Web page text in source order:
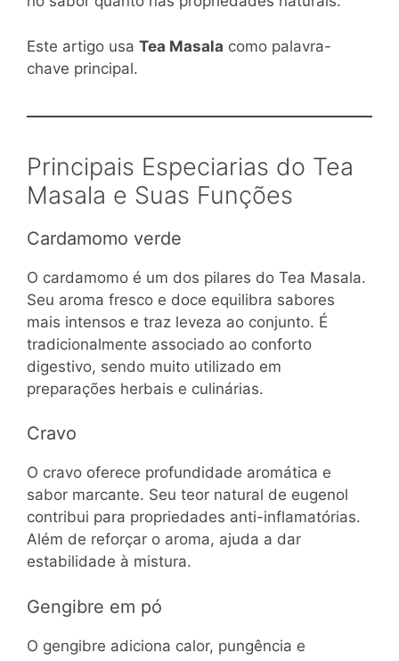
Este artigo usa Tea Masala como palavra-
chave principal.
Principais Especiarias do Tea
Masala e Suas Funções
Cardamomo verde
O cardamomo é um dos pilares do Tea Masala.
Seu aroma fresco e doce equilibra sabores
mais intensos e traz leveza ao conjunto. É
tradicionalmente associado ao conforto
digestivo, sendo muito utilizado em
preparações herbais e culinárias.
Cravo
O cravo oferece profundidade aromática e
sabor marcante. Seu teor natural de eugenol
contribui para propriedades anti-inflamatórias.
Além de reforçar o aroma, ajuda a dar
estabilidade à mistura.
Gengibre em pó
O gengibre adiciona calor, pungência e